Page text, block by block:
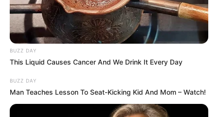
BUZZ DAY
This Liquid Causes Cancer And We Drink It Every Day
BUZZ DAY
Man Teaches Lesson To Seat-Kicking Kid And Mom – Watch!